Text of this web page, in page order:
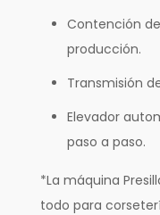
Contención
producción.
Transmisión
Elevador
paso a paso.
*La máquina
todo para